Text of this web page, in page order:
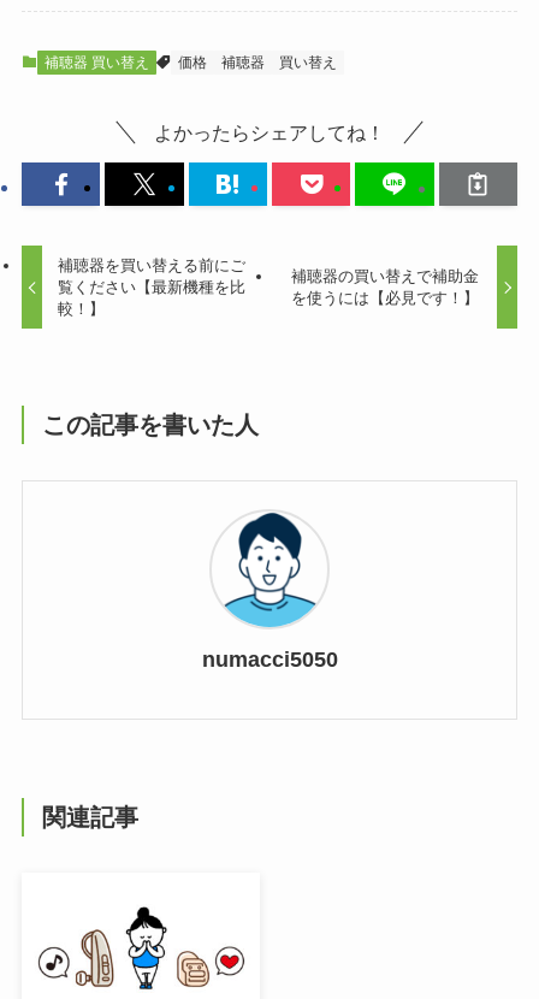
補聴器 買い替え 価格 補聴器 買い替え
よかったらシェアしてね！
補聴器を買い替える前にご
覧ください【最新機種を比
較！】
補聴器の買い替えで補助金
を使うには【必見です！】
この記事を書いた人
numacci5050
関連記事